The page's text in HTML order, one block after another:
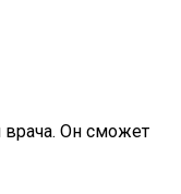
врача. Он сможет